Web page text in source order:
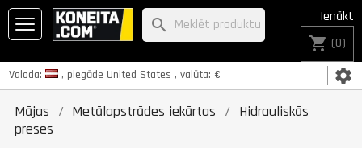
Valoda: , piegāde United States , valūta: € settings
Ienākt
shopping_cart (0)
search
Mājas Metālapstrādes iekārtas
Hidrauliskās
preses